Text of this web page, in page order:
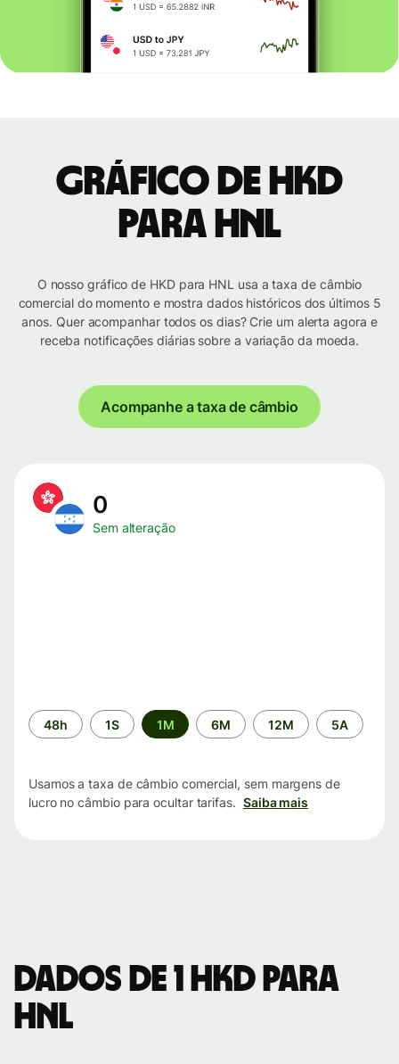
Gráfico de HKD
para HNL
O nosso gráfico de HKD para HNL usa a taxa de câmbio
comercial do momento e mostra dados históricos dos últimos 5
anos. Quer acompanhar todos os dias? Crie um alerta agora e
receba notificações diárias sobre a variação da moeda.
Acompanhe a taxa de câmbio
0
Sem alteração
Período
de
48h 1S 1M 6M 12M 5A
Usamos a taxa de câmbio comercial, sem margens de
lucro no câmbio para ocultar tarifas. Saiba mais
Dados de 1 HKD para
HNL